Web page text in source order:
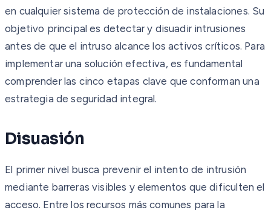
en cualquier sistema de protección de instalaciones. Su
objetivo principal es detectar y disuadir intrusiones
antes de que el intruso alcance los activos críticos. Para
implementar una solución efectiva, es fundamental
comprender las cinco etapas clave que conforman una
estrategia de seguridad integral.
Disuasión
El primer nivel busca prevenir el intento de intrusión
mediante barreras visibles y elementos que dificulten el
acceso. Entre los recursos más comunes para la